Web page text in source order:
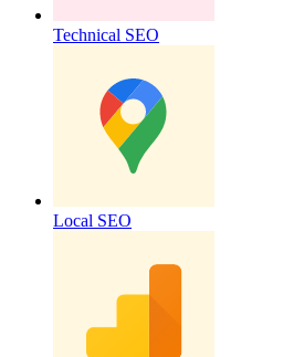
Technical SEO
Local SEO